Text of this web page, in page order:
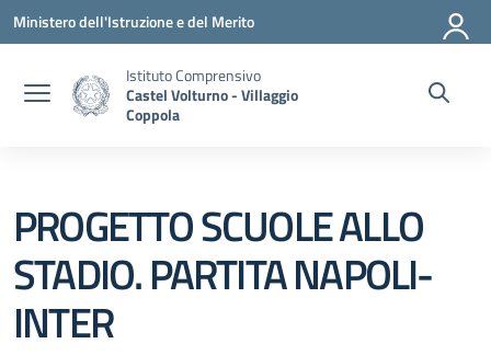
Vai ai contenuti
Vai al menu di navigazione
Vai al footer
Ministero dell'Istruzione e del Merito
Istituto Comprensivo
Castel Volturno - Villaggio
Coppola
PROGETTO SCUOLE ALLO
STADIO. PARTITA NAPOLI-
INTER